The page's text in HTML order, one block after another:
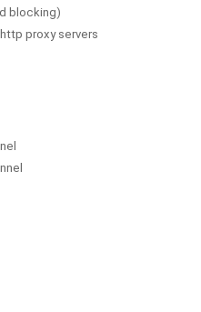
blocking)
proxy servers